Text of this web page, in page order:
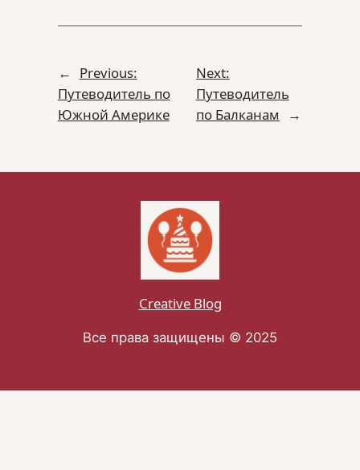
←
Previous:
Путеводитель по
Южной Америке
Next:
Путеводитель
по Балканам
→
Creative Blog
Все права защищены © 2025